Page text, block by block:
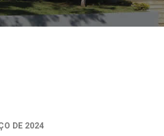
DE 2024